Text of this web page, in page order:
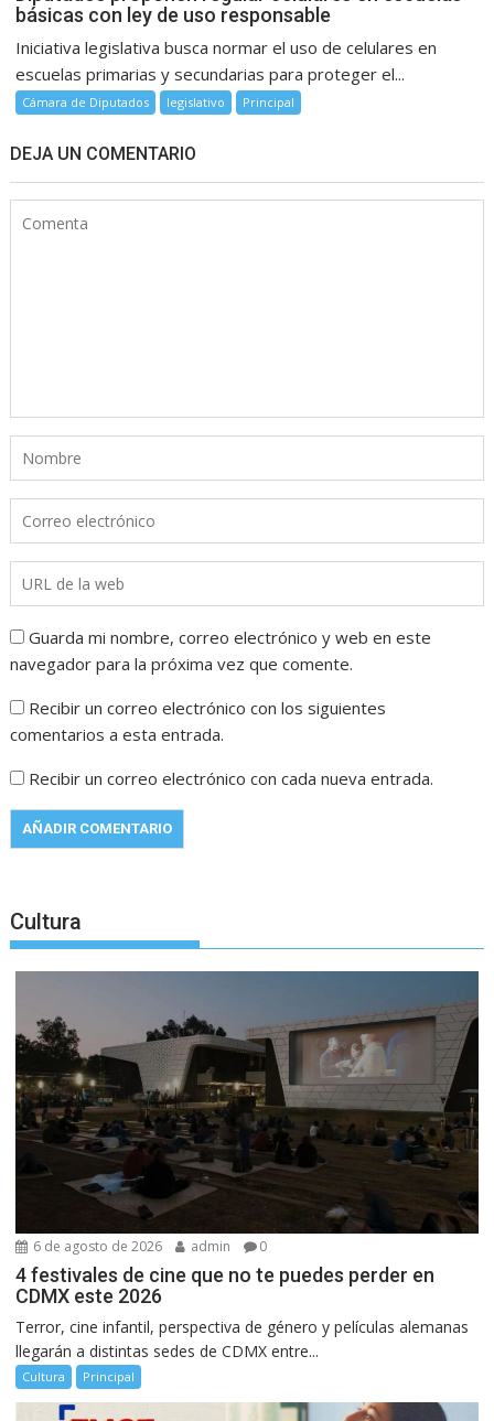
básicas con ley de uso responsable
Iniciativa legislativa busca normar el uso de celulares en
escuelas primarias y secundarias para proteger el...
Cámara de Diputados legislativo Principal
DEJA UN COMENTARIO
Guarda mi nombre, correo electrónico y web en este
navegador para la próxima vez que comente.
Recibir un correo electrónico con los siguientes
comentarios a esta entrada.
Recibir un correo electrónico con cada nueva entrada.
Cultura
6 de agosto de 2026 admin 0
4 festivales de cine que no te puedes perder en
CDMX este 2026
Terror, cine infantil, perspectiva de género y películas alemanas
llegarán a distintas sedes de CDMX entre...
Cultura Principal